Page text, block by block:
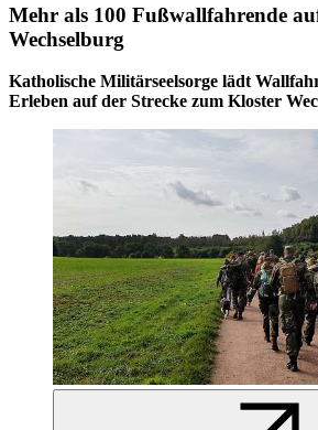
Mehr als 100 Fußwallfahrende
Wechselburg
Katholische Militärseelsorge lädt
Erleben auf der Strecke zum Kloster